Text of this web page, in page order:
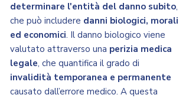
determinare l'entità del danno subito,
che può includere danni biologici, morali
ed economici. Il danno biologico viene
valutato attraverso una perizia medica
legale, che quantifica il grado di
invalidità temporanea e permanente
causato dall’errore medico. A questa